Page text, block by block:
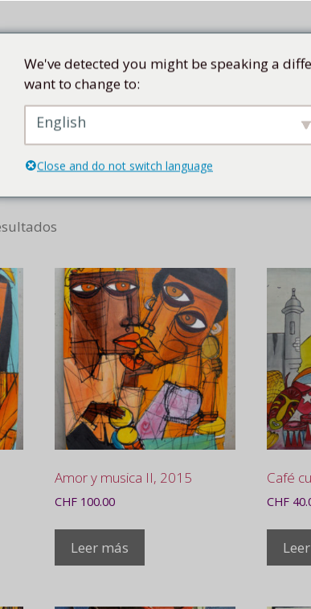
VIAJE DE ARTE COLECCIÓN ARTISTAS
Amor y musica II, 2015
CHF100.00
Leer más
Café
CHF
We've detected you might be speaking a
want to change to:
English
Close and do not switch language